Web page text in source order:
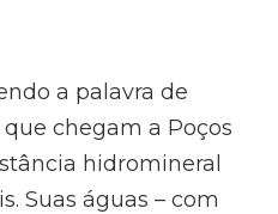
a palavra de
chegam a Poços
hidromineral
Suas águas – com